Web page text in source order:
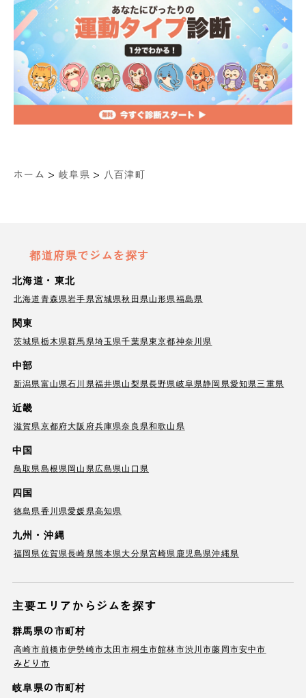
ホーム > 岐阜県 > 八百津町
都道府県でジムを探す
北海道・東北
北海道青森県岩手県宮城県秋田県山形県福島県
関東
茨城県栃木県群馬県埼玉県千葉県東京都神奈川県
中部
新潟県富山県石川県福井県山梨県長野県岐阜県静岡県愛知県三重県
近畿
滋賀県京都府大阪府兵庫県奈良県和歌山県
中国
鳥取県島根県岡山県広島県山口県
四国
徳島県香川県愛媛県高知県
九州・沖縄
福岡県佐賀県長崎県熊本県大分県宮崎県 鹿児島県沖縄県
主要エリアからジムを探す
群馬県の市町村
高崎市前橋市伊勢崎市太田市桐生市館林市渋川市藤岡市安中市
みどり市
岐阜県の市町村